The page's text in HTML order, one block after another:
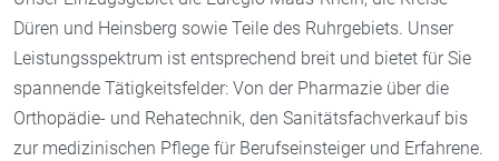
Düren und Heinsberg sowie Teile des Ruhrgebiets. Unser
Leistungsspektrum ist entsprechend breit und bietet für Sie
spannende Tätigkeitsfelder: Von der Pharmazie über die
Orthopädie- und Rehatechnik, den Sanitätsfachverkauf bis
zur medizinischen Pflege für Berufseinsteiger und Erfahrene.